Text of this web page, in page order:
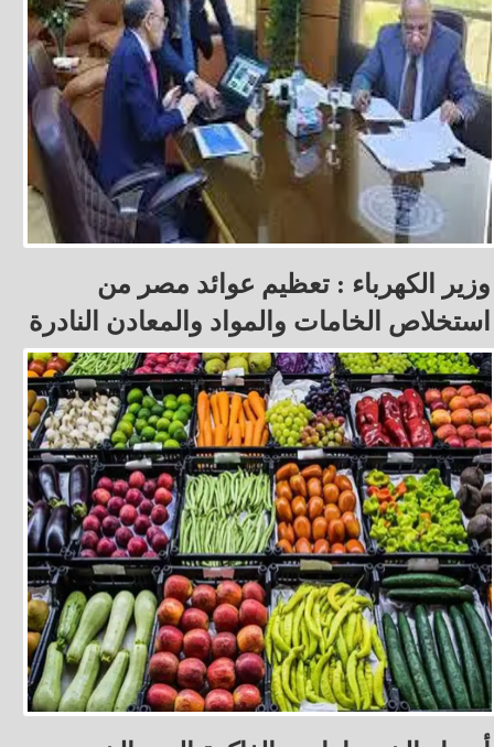
وزير الكهرباء : تعظيم عوائد مصر من
استخلاص الخامات والمواد والمعادن النادرة